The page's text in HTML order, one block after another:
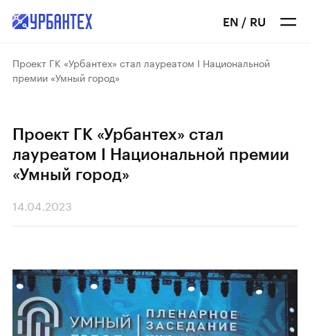
EN / RU
Проект ГК «Урбантех» стал лауреатом I Национальной
премии «Умный город»
Проект ГК «Урбантех» стал
лауреатом I Национальной премии
«Умный город»
14.04.2023